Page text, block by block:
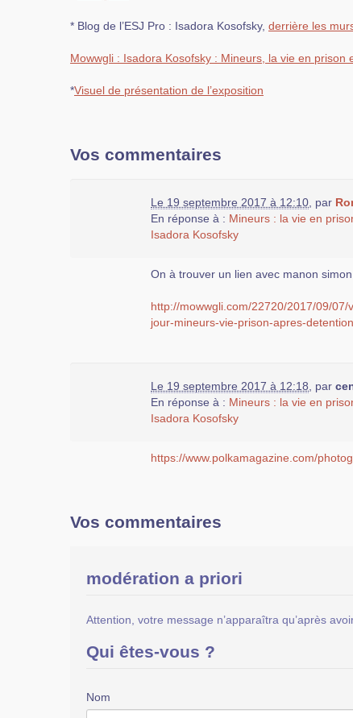
* Blog de l’ESJ Pro : Isadora Kosofsky, derrière les
Mowwgli : Isadora Kosofsky : Mineurs, la vie en prison
*Visuel de présentation de l’exposition
Vos commentaires
Le 19 septembre 2017 à 12:10 par
En réponse à : Mineurs : la vie en
Isadora Kosofsky
On à trouver un lien avec manon simon
http://mowwgli.com/22720/2017/09/
jour-mineurs-vie-prison-apres-
Le 19 septembre 2017 à 12:18 par
En réponse à : Mineurs : la vie en
Isadora Kosofsky
https://www.polkamagazine.com/
Vos commentaires
modération a priori
Attention, votre message n’apparaîtra qu’après
Qui êtes-vous ?
Nom